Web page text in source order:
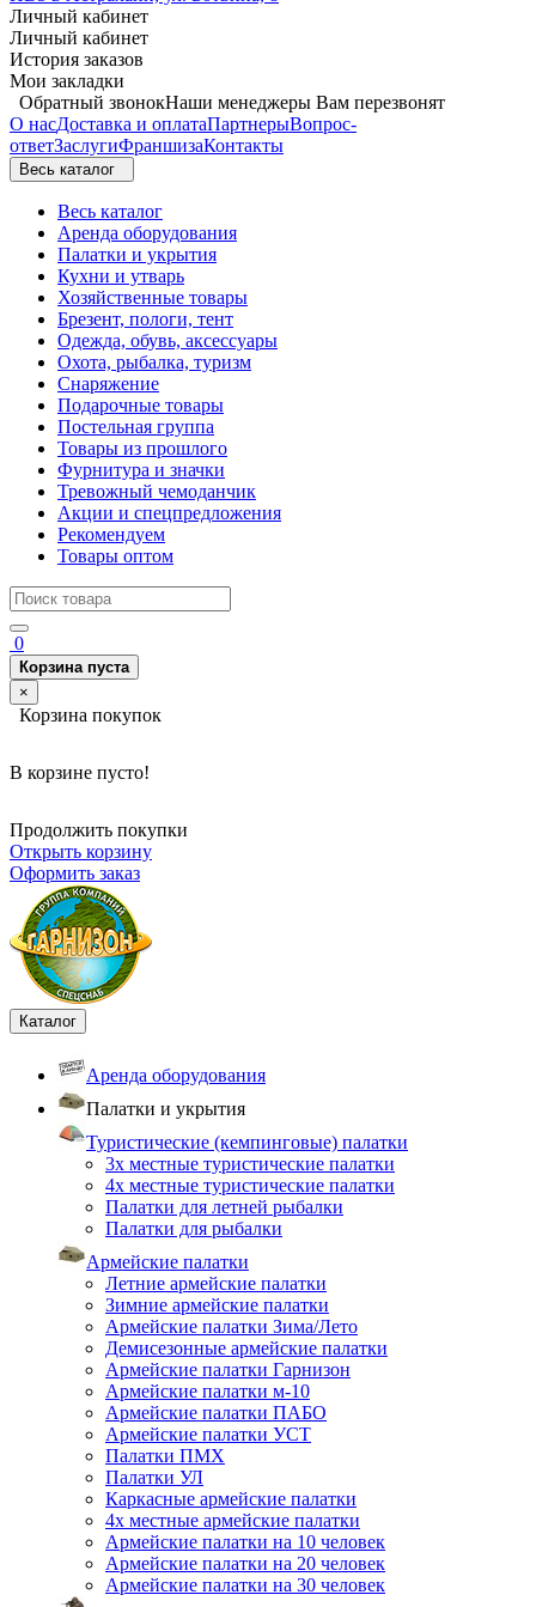
Личный кабинет
Личный кабинет
История заказов
Мои закладки
Обратный звонокНаши менеджеры Вам перезвонят
О насДоставка и оплатаПартнерыВопрос-
ответЗаслугиФраншизаКонтакты
Весь каталог
Весь каталог
Аренда оборудования
Палатки и укрытия
Кухни и утварь
Хозяйственные товары
Брезент, пологи, тент
Одежда, обувь, аксессуары
Охота, рыбалка, туризм
Снаряжение
Подарочные товары
Постельная группа
Товары из прошлого
Фурнитура и значки
Тревожный чемоданчик
Акции и спецпредложения
Рекомендуем
Товары оптом
0
Корзина пуста
×
Корзина покупок
В корзине пусто!
Продолжить покупки
Открыть корзину
Оформить заказ
Каталог
Аренда оборудования
Палатки и укрытия
Туристические (кемпинговые) палатки
3х местные туристические палатки
4х местные туристические палатки
Палатки для летней рыбалки
Палатки для рыбалки
Армейские палатки
Летние армейские палатки
Зимние армейские палатки
Армейские палатки Зима/Лето
Демисезонные армейские палатки
Армейские палатки Гарнизон
Армейские палатки м-10
Армейские палатки ПАБО
Армейские палатки УСТ
Палатки ПМХ
Палатки УЛ
Каркасные армейские палатки
4х местные армейские палатки
Армейские палатки на 10 человек
Армейские палатки на 20 человек
Армейские палатки на 30 человек